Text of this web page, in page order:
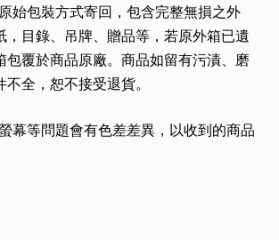
始包裝方式寄回，包含完整無損之外
，目錄、吊牌、贈品等，若原外箱已遺
包覆於商品原廠。商品如留有污漬、磨
全，恕不接受退貨。
幕等問題會有色差差異，以收到的商品